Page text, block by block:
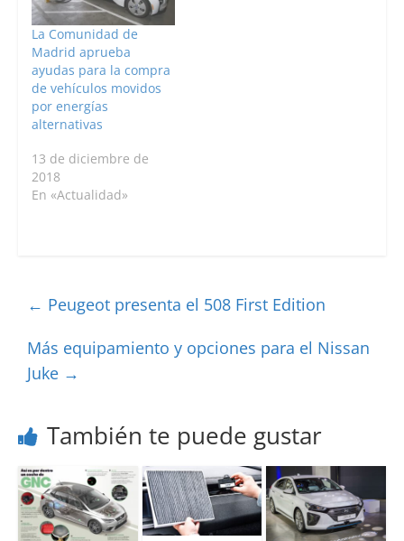
La Comunidad de
Madrid aprueba
ayudas para la compra
de vehículos movidos
por energías
alternativas
13 de diciembre de
2018
En «Actualidad»
← Peugeot presenta el 508 First Edition
Más equipamiento y opciones para el Nissan
Juke →
También te puede gustar